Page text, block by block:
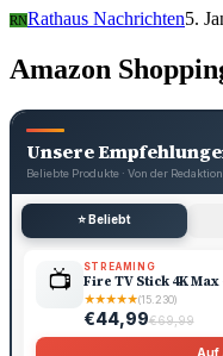
RNRathaus Nachrichten5.
Amazon
Unsere
Beliebte Produkte · Von der
⭐ Beliebt
📺 STREAMING
Fire TV Stick 4K
★★★★★(15.230)
€44,99€69,99
Auf